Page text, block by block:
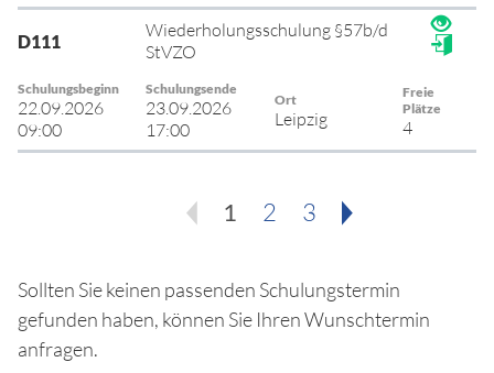
D111
Wiederholungsschulung §57b/d
StVZO
Schulungsbeginn
22.09.2026
09:00
Schulungsende
23.09.2026
17:00
Ort
Leipzig
Freie
Plätze
4
1 2 3
Sollten Sie keinen passenden Schulungstermin
gefunden haben, können Sie Ihren Wunschtermin
anfragen.